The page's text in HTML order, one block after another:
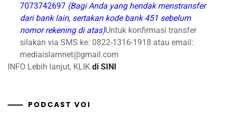
7073742697 (Bagi Anda yang hendak menstransfer
dari bank lain, sertakan kode bank 451 sebelum
nomor rekening di atas)Untuk konfirmasi transfer
silakan via SMS ke: 0822-1316-1918 atau email:
mediaislamnet@gmail.com
INFO Lebih lanjut, KLIK di SINI
PODCAST VOI